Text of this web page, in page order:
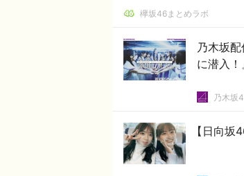
欅坂46まとめラボ
乃木坂
に潜入！
乃木坂
【日向